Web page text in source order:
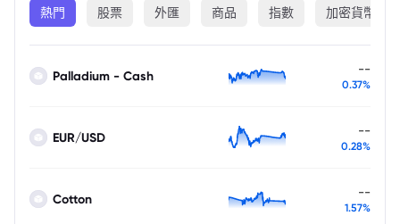
熱門 股票 外匯 商品 指數 加密貨幣
Palladium - Cash --
0.37%
EUR/USD --
0.28%
Cotton --
1.57%